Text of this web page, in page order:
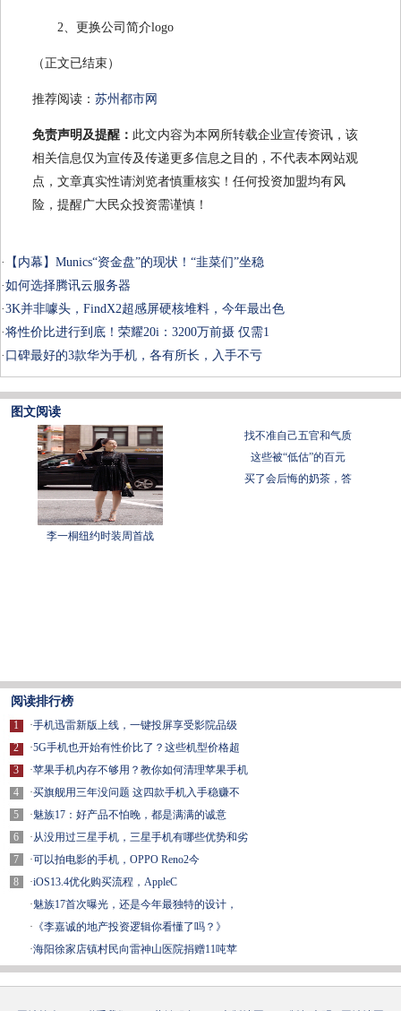
2、更换公司简介logo
（正文已结束）
推荐阅读： 苏州都市网
免责声明及提醒： 此文内容为本网所转载企业宣传资讯，该
相关信息仅为宣传及传递更多信息之目的，不代表本网站观
点，文章真实性请浏览者慎重核实！任何投资加盟均有风
险，提醒广大民众投资需谨慎！
·
【内幕】Munics“资金盘”的现状！“韭菜们”坐稳
·如何选择腾讯云服务器
·3K并非噱头，FindX2超感屏硬核堆料，今年最出色
·将性价比进行到底！荣耀20i：3200万前摄 仅需1
· 口碑最好的3款华为手机，各有所长，入手不亏
图文阅读
李一桐纽约时装周首战
找不准自己五官和气质
这些被“低估”的百元
买了会后悔的奶茶，答
阅读排行榜
1
2
3
4
5
6
7
8
·手机迅雷新版上线，一键投屏享受影院品级
·5G手机也开始有性价比了？这些机型价格超
·苹果手机内存不够用？教你如何清理苹果手机
·买旗舰用三年没问题 这四款手机入手稳赚不
·魅族17：好产品不怕晚，都是满满的诚意
·从没用过三星手机，三星手机有哪些优势和劣
·可以拍电影的手机，OPPO Reno2今
·iOS13.4优化购买流程，AppleC
·魅族17首次曝光，还是今年最独特的设计，
· ​《李嘉诚的地产投资逻辑你看懂了吗？》
·海阳徐家店镇村民向雷神山医院捐赠11吨苹